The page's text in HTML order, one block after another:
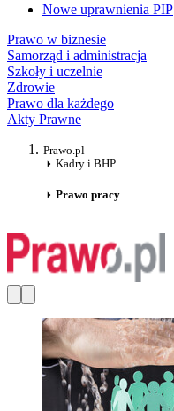
Nowe uprawnienia PIP
Prawo w biznesie
Samorząd i administracja
Szkoły i uczelnie
Zdrowie
Prawo dla każdego
Akty Prawne
Prawo.pl
Kadry i BHP
Prawo pracy